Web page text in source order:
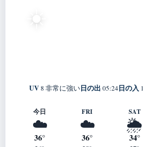
☀️
UV8 非常に強い日の出 05:24日の入
今日
☁️
36°
FRI
☁️
36°
SAT
🌦️
34°